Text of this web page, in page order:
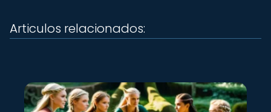
Articulos relacionados: